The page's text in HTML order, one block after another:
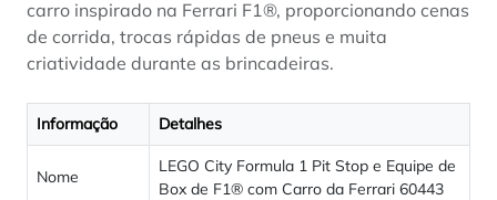
carro inspirado na Ferrari F1®, proporcionando cenas
de corrida, trocas rápidas de pneus e muita
criatividade durante as brincadeiras.
Informação Detalhes
Nome
LEGO City Formula 1 Pit Stop e Equipe de
Box de F1® com Carro da Ferrari 60443